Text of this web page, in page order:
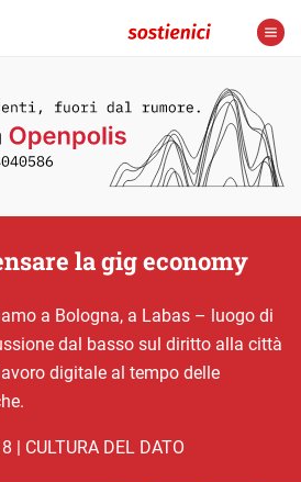
la gig economy
a Bologna, a Labas – luogo di
dal basso sul diritto alla città
digitale al tempo delle
| CULTURA DEL DATO